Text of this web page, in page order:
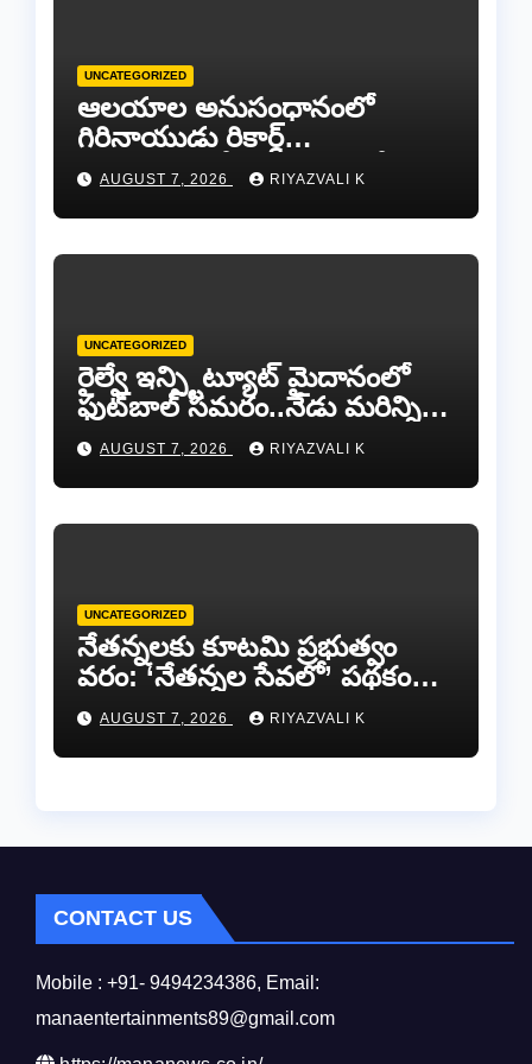
UNCATEGORIZED
ఆలయాల అనుసంధానంలో
గిరినాయుడు రికార్డ్
దారినేర్పరి..రోడ్డు నిర్మాణంతో పాటు
గోవుల సంరక్షణకు ప్రాణప్రతిష్ఠ!..
AUGUST 7, 2026 RIYAZVALI K
UNCATEGORIZED
రైల్వే ఇన్స్టిట్యూట్ మైదానంలో
ఫుట్‌బాల్ సమరం..నేడు మరిన్ని
జట్లు సిద్ధం!.
AUGUST 7, 2026 RIYAZVALI K
UNCATEGORIZED
​నేతన్నలకు కూటమి ప్రభుత్వం
వరం: ‘నేతన్నల సేవలో’ పథకం
ద్వారా ఏటా ₹25,000 ఆర్థిక
సాయం!
AUGUST 7, 2026 RIYAZVALI K
CONTACT US
Mobile : +91- 9494234386, Email:
manaentertainments89@gmail.com